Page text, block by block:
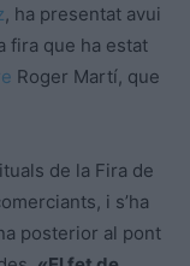
, ha presentat avui
fira que ha estat
Roger Martí, que
de la Fira de
i s’ha
posterior al pont